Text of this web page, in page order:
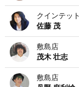
クインテッ
佐藤 茂
敷島店
茂木 壮志
敷島店